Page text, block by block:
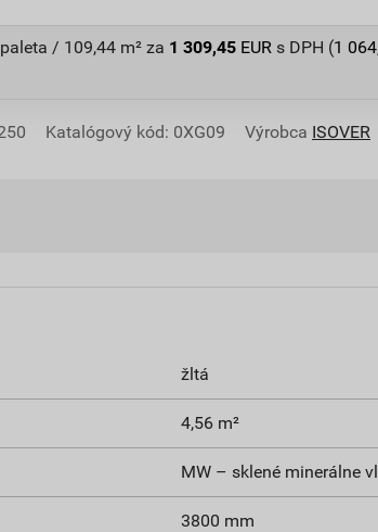
/ 109,44 m² za 1 309,45 EUR s DPH (1
Katalógový kód: 0XG09 Výrobca ISOVER
žltá
4,56 m²
MW – sklené minerálne
3800 mm